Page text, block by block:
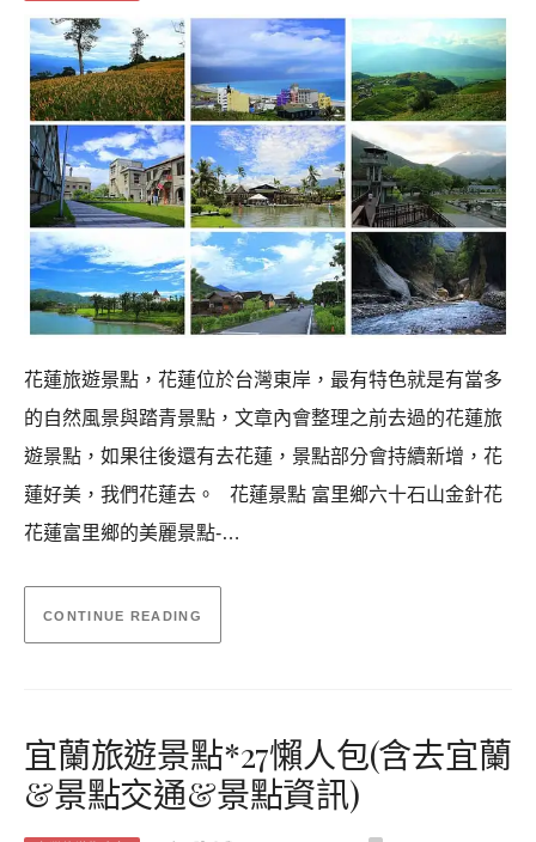
花蓮旅遊景點，花蓮位於台灣東岸，最有特色就是有當多
的自然風景與踏青景點，文章內會整理之前去過的花蓮旅
遊景點，如果往後還有去花蓮，景點部分會持續新增，花
蓮好美，我們花蓮去。 花蓮景點 富里鄉六十石山金針花
花蓮富里鄉的美麗景點-…
CONTINUE READING
宜蘭旅遊景點*27懶人包(含去宜蘭
&景點交通&景點資訊)